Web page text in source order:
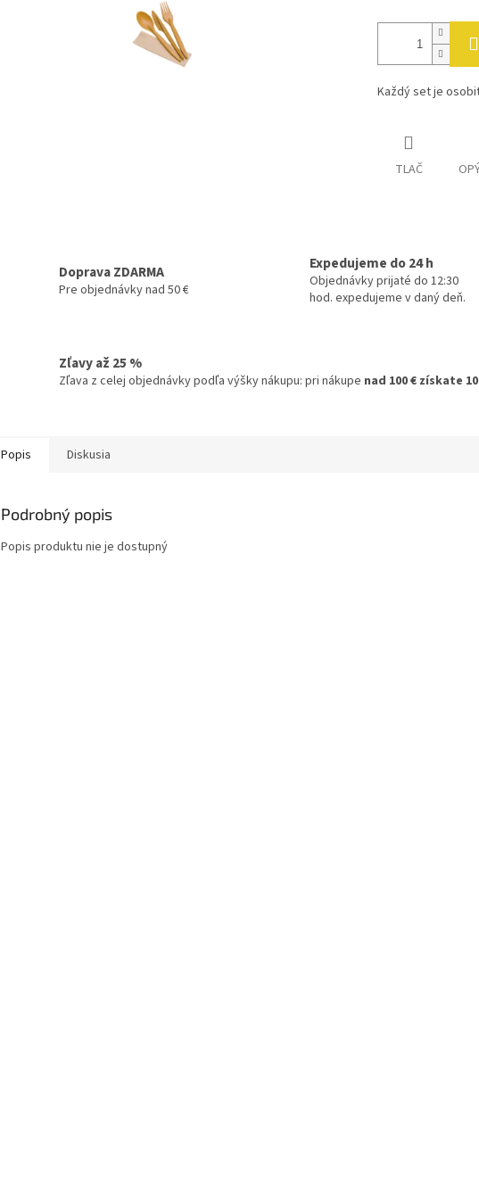
Každý set je
TLAČ
Doprava ZDARMA
Pre objednávky nad 50 €
Expedujeme do 24 h
Objednávky prijaté do 12:30
hod. expedujeme v daný deň.
Zľavy až 25 %
Zľava z celej objednávky podľa výšky nákupu: pri nákupe nad 100 € získate
Popis Diskusia
Podrobný popis
Popis produktu nie je dostupný